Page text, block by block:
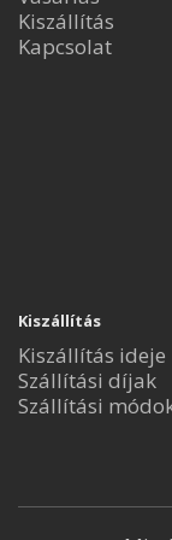
Kiszállítás
Kapcsolat
Kiszállítás
Kiszállítás ideje
Szállítási díjak
Szállítási